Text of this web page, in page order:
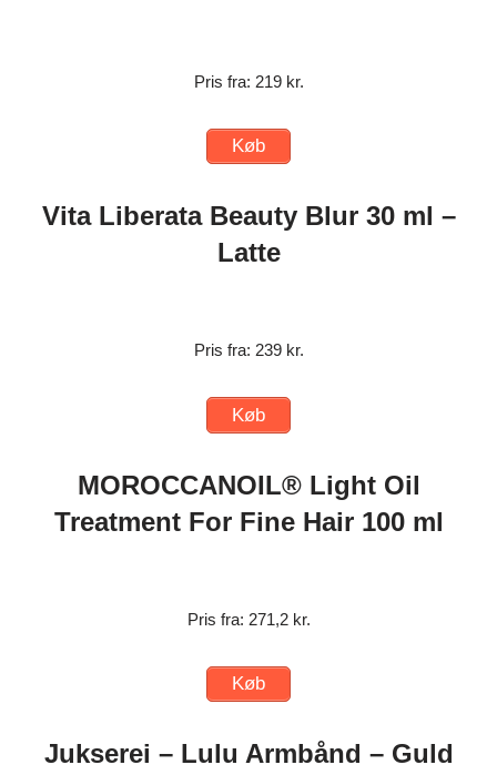
Pris fra: 219 kr.
Køb
Vita Liberata Beauty Blur 30 ml –
Latte
Pris fra: 239 kr.
Køb
MOROCCANOIL® Light Oil
Treatment For Fine Hair 100 ml
Pris fra: 271,2 kr.
Køb
Jukserei – Lulu Armbånd – Guld